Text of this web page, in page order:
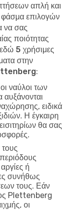
απλή και
επιλογών
να σας
ποιότητας
5 χρήσιμες
στην
:
οι ναύλοι των
αυξάνονται
ειδικά
Η έγκαιρη
θα σας
τους
ή
συνήθως
τους. Εάν
Plettenberg
οι